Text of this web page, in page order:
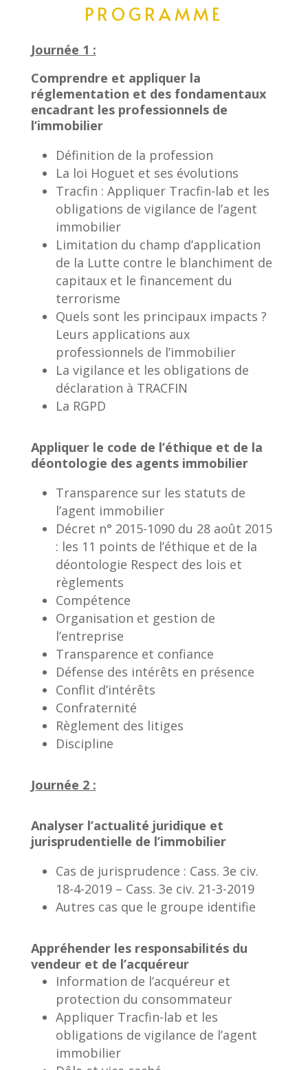
PROGRAMME
Journée 1 :
Comprendre et appliquer la
réglementation et des fondamentaux
encadrant les professionnels de
l’immobilier
Définition de la profession
La loi Hoguet et ses évolutions
Tracfin : Appliquer Tracfin-lab et les
obligations de vigilance de l’agent
immobilier
Limitation du champ d’application
de la Lutte contre le blanchiment de
capitaux et le financement du
terrorisme
Quels sont les principaux impacts ?
Leurs applications aux
professionnels de l’immobilier
La vigilance et les obligations de
déclaration à TRACFIN
La RGPD
Appliquer le code de l’éthique et de la
déontologie des agents immobilier
Transparence sur les statuts de
l’agent immobilier
Décret n° 2015-1090 du 28 août 2015
: les 11 points de l’éthique et de la
déontologie Respect des lois et
règlements
Compétence
Organisation et gestion de
l’entreprise
Transparence et confiance
Défense des intérêts en présence
Conflit d’intérêts
Confraternité
Règlement des litiges
Discipline
Journée 2 :
Analyser l’actualité juridique et
jurisprudentielle de l’immobilier
Cas de jurisprudence : Cass. 3e civ.
18-4-2019 – Cass. 3e civ. 21-3-2019
Autres cas que le groupe identifie
Appréhender les responsabilités du
vendeur et de l’acquéreur
Information de l’acquéreur et
protection du consommateur
Appliquer Tracfin-lab et les
obligations de vigilance de l’agent
immobilier